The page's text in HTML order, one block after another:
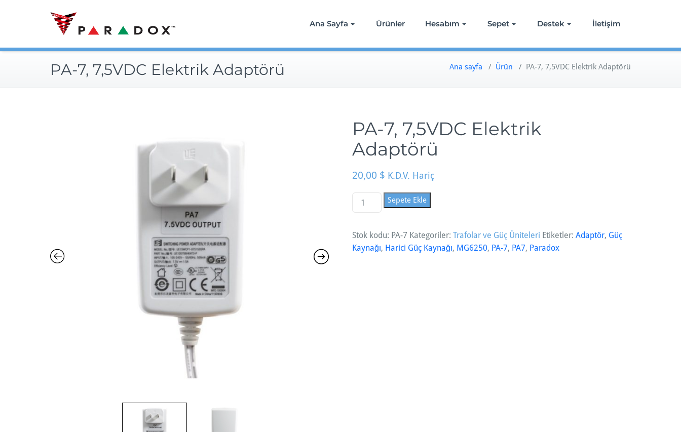
Ana Sayfa Ürünler Hesabım Sepet Destek İletişim
PA-7, 7,5VDC Elektrik Adaptörü Ana sayfa / Ürün / PA-7, 7,5VDC Elektrik Adaptörü
PA-7, 7,5VDC Elektrik
Adaptörü
20,00 $ K.D.V. Hariç
A
7,
7,
Sepete Ekle
Stok kodu: PA-7 Kategoriler: Trafolar ve Güç Üniteleri Etiketler: Adaptör, Güç
Kaynağı, Harici Güç Kaynağı, MG6250, PA-7, PA7, Paradox